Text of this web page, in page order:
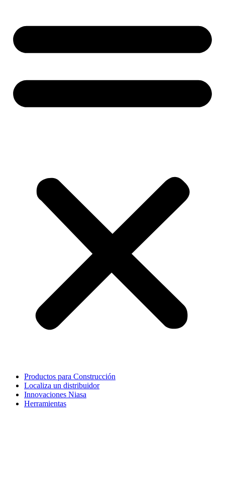
Productos para Construcción
Localiza un distribuidor
Innovaciones Niasa
Herramientas